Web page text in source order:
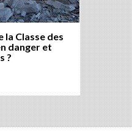
la Classe des
danger et
?